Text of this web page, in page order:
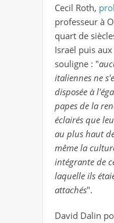
Cecil Roth,
professeur à
quart de
Israël puis
souligne : "
italiennes ne
disposée à
papes de la
éclairés que
au plus haut
même la
intégrante de
laquelle ils
attachés".
David Dalin